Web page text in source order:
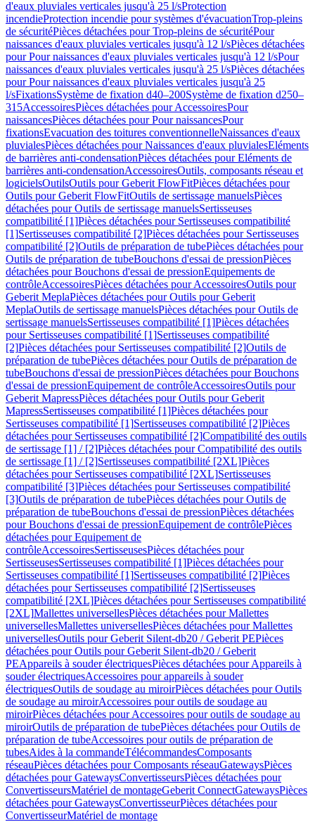
d'eaux pluviales verticales jusqu'à 25 l/sProtection
incendieProtection incendie pour systèmes d'évacuationTrop-pleins
de sécuritéPièces détachées pour Trop-pleins de sécuritéPour
naissances d'eaux pluviales verticales jusqu'à 12 l/sPièces détachées
pour Pour naissances d'eaux pluviales verticales jusqu'à 12 l/sPour
naissances d'eaux pluviales verticales jusqu'à 25 l/sPièces détachées
pour Pour naissances d'eaux pluviales verticales jusqu'à 25
l/sFixationsSystème de fixation d40–200Système de fixation d250–
315AccessoiresPièces détachées pour AccessoiresPour
naissancesPièces détachées pour Pour naissancesPour
fixationsEvacuation des toitures conventionnelleNaissances d'eaux
pluvialesPièces détachées pour Naissances d'eaux pluvialesEléments
de barrières anti-condensationPièces détachées pour Eléments de
barrières anti-condensationAccessoiresOutils, composants réseau et
logicielsOutilsOutils pour Geberit FlowFitPièces détachées pour
Outils pour Geberit FlowFitOutils de sertissage manuelsPièces
détachées pour Outils de sertissage manuelsSertisseuses
compatibilité [1]Pièces détachées pour Sertisseuses compatibilité
[1]Sertisseuses compatibilité [2]Pièces détachées pour Sertisseuses
compatibilité [2]Outils de préparation de tubePièces détachées pour
Outils de préparation de tubeBouchons d'essai de pressionPièces
détachées pour Bouchons d'essai de pressionEquipements de
contrôleAccessoiresPièces détachées pour AccessoiresOutils pour
Geberit MeplaPièces détachées pour Outils pour Geberit
MeplaOutils de sertissage manuelsPièces détachées pour Outils de
sertissage manuelsSertisseuses compatibilité [1]Pièces détachées
pour Sertisseuses compatibilité [1]Sertisseuses compatibilité
[2]Pièces détachées pour Sertisseuses compatibilité [2]Outils de
préparation de tubePièces détachées pour Outils de préparation de
tubeBouchons d'essai de pressionPièces détachées pour Bouchons
d'essai de pressionEquipement de contrôleAccessoiresOutils pour
Geberit MapressPièces détachées pour Outils pour Geberit
MapressSertisseuses compatibilité [1]Pièces détachées pour
Sertisseuses compatibilité [1]Sertisseuses compatibilité [2]Pièces
détachées pour Sertisseuses compatibilité [2]Compatibilité des outils
de sertissage [1] / [2]Pièces détachées pour Compatibilité des outils
de sertissage [1] / [2]Sertisseuses compatibilité [2XL]Pièces
détachées pour Sertisseuses compatibilité [2XL]Sertisseuses
compatibilité [3]Pièces détachées pour Sertisseuses compatibilité
[3]Outils de préparation de tubePièces détachées pour Outils de
préparation de tubeBouchons d'essai de pressionPièces détachées
pour Bouchons d'essai de pressionEquipement de contrôlePièces
détachées pour Equipement de
contrôleAccessoiresSertisseusesPièces détachées pour
SertisseusesSertisseuses compatibilité [1]Pièces détachées pour
Sertisseuses compatibilité [1]Sertisseuses compatibilité [2]Pièces
détachées pour Sertisseuses compatibilité [2]Sertisseuses
compatibilité [2XL]Pièces détachées pour Sertisseuses compatibilité
[2XL]Mallettes universellesPièces détachées pour Mallettes
universellesMallettes universellesPièces détachées pour Mallettes
universellesOutils pour Geberit Silent-db20 / Geberit PEPièces
détachées pour Outils pour Geberit Silent-db20 / Geberit
PEAppareils à souder électriquesPièces détachées pour Appareils à
souder électriquesAccessoires pour appareils à souder
électriquesOutils de soudage au miroirPièces détachées pour Outils
de soudage au miroirAccessoires pour outils de soudage au
miroirPièces détachées pour Accessoires pour outils de soudage au
miroirOutils de préparation de tubePièces détachées pour Outils de
préparation de tubeAccessoires pour outils de préparation de
tubesAides à la commandeTélécommandesComposants
réseauPièces détachées pour Composants réseauGatewaysPièces
détachées pour GatewaysConvertisseursPièces détachées pour
ConvertisseursMatériel de montageGeberit ConnectGatewaysPièces
détachées pour GatewaysConvertisseurPièces détachées pour
ConvertisseurMatériel de montage